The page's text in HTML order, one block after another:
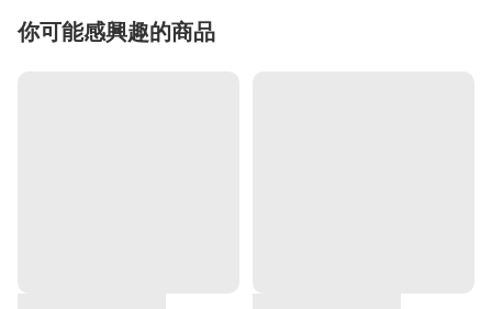
你可能感興趣的商品